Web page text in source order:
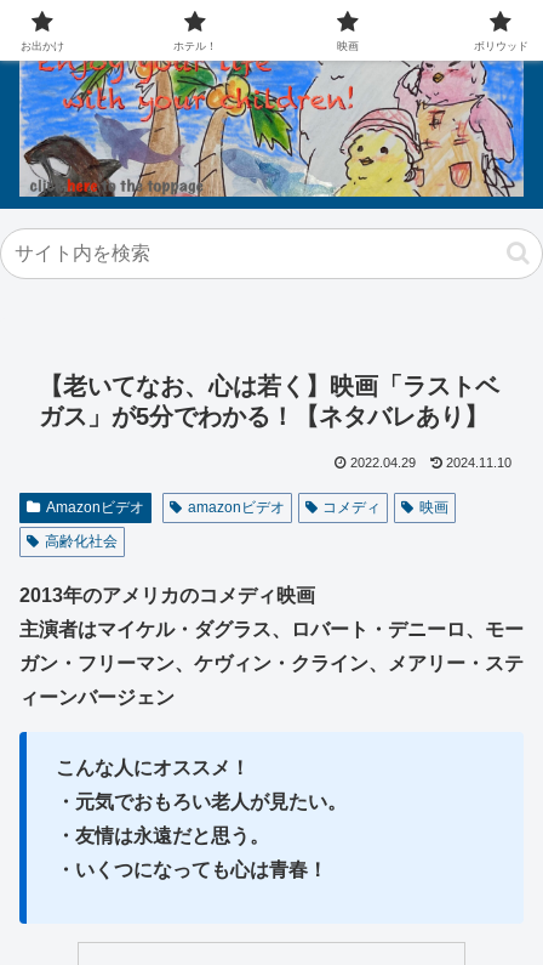
【老いてなお、心は若く】映画「ラストベ
ガス」が5分でわかる！【ネタバレあり】
2022.04.29 2024.11.10
Amazonビデオ amazonビデオ コメディ
映画
高齢化社会
2013年のアメリカのコメディ映画
主演者はマイケル・ダグラス、ロバート・デニーロ、モー
ガン・フリーマン、ケヴィン・クライン、メアリー・ステ
ィーンバージェン
こんな人にオススメ！
・元気でおもろい老人が見たい。
・友情は永遠だと思う。
・いくつになっても心は青春！
お出かけ ホテル！ 映画 ボリウッド